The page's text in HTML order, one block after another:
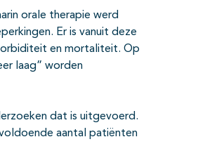
orale therapie werd
Er is vanuit deze
en mortaliteit. Op
laag” worden
dat is uitgevoerd.
aantal patiënten